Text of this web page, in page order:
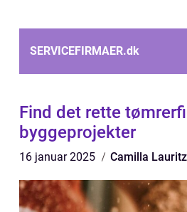
SERVICEFIRMAER.dk
Find det rette
byggeprojekter
16 januar 2025 Camilla